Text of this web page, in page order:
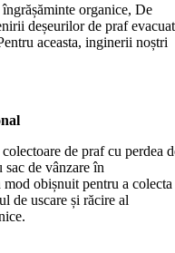
organice, De
deșeurilor de praf
aceasta, inginerii noștri
de praf cu perdea
de vânzare în
obișnuit pentru a colecta
de uscare și răcire al